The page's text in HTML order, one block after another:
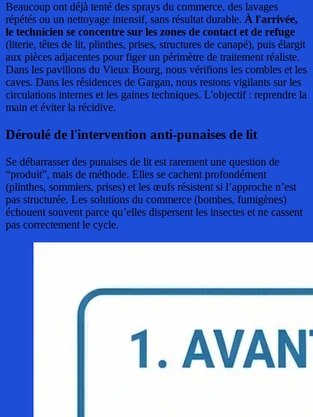
Beaucoup ont déjà tenté des sprays du commerce, des lavages
répétés ou un nettoyage intensif, sans résultat durable. À l'arrivée,
le technicien se concentre sur les zones de contact et de refuge
(literie, têtes de lit, plinthes, prises, structures de canapé), puis élargit
aux pièces adjacentes pour figer un périmètre de traitement réaliste.
Dans les pavillons du Vieux Bourg, nous vérifions les combles et les
caves. Dans les résidences de Gargan, nous restons vigilants sur les
circulations internes et les gaines techniques. L'objectif : reprendre la
main et éviter la récidive.
Déroulé de l'intervention anti-punaises de lit
Se débarrasser des punaises de lit est rarement une question de
“produit”, mais de méthode. Elles se cachent profondément
(plinthes, sommiers, prises) et les œufs résistent si l’approche n’est
pas structurée. Les solutions du commerce (bombes, fumigènes)
échouent souvent parce qu’elles dispersent les insectes et ne cassent
pas correctement le cycle.